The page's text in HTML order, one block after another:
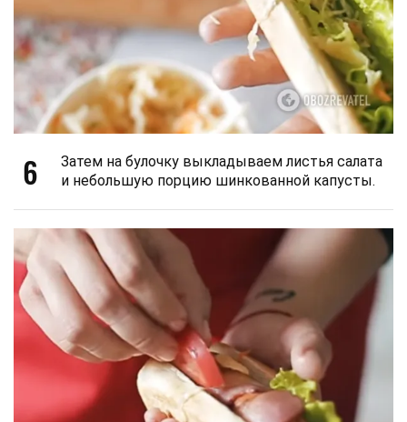
6
Затем на булочку выкладываем листья салата
и небольшую порцию шинкованной капусты.